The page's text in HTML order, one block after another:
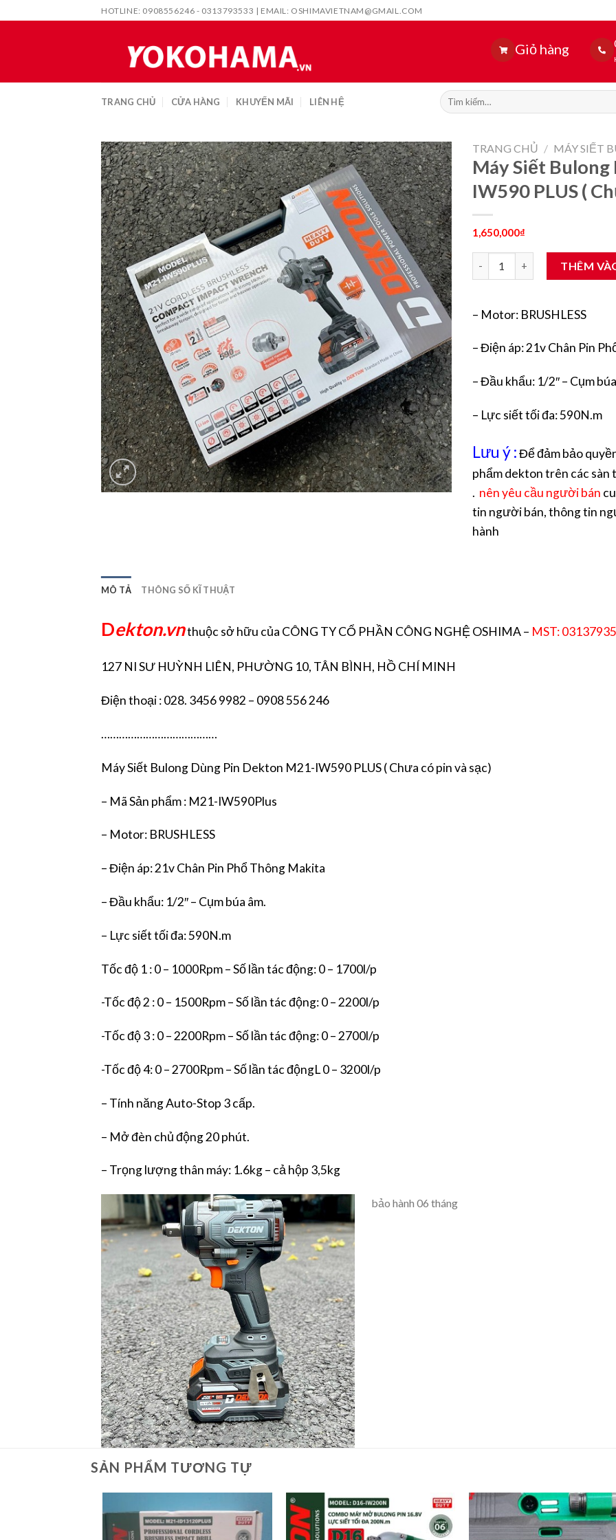
to
HOTLINE: 0908556246 - 0313793533 | EMAIL: OSHIMAVIETNAM@GMAIL.COM
Giỏ hàng
TRANG CHỦ CỬA HÀNG KHUYẾN MÃI LIÊN HỆ
Tìm
kiếm:
TRANG CHỦ / MÁY SIẾT
Máy Siết
IW590 PLUS (
1,650,000₫
Máy Siết Bulong Dùng Pin
THÊM
– Motor: BRUSHLESS
– Điện áp: 21v Chân Pin
– Đầu khẩu: 1/2″ – Cụm
– Lực siết tối đa: 590N.m
Lưu ý :Để đảm bảo
phẩm dekton trên các sàn
. nên yêu cầu người bán
tin người bán, thông tin
hành
MÔ TẢ THÔNG SỐ KĨ THUẬT
Dekton.vnthuộc sở hữu của CÔNG TY CỔ PHẦN CÔNG NGHỆ OSHIMA – MST:
127 NI SƯ HUỲNH LIÊN, PHƯỜNG 10, TÂN BÌNH, HỒ CHÍ MINH
Điện thoại : 028. 3456 9982 – 0908 556 246
…………………………………
Máy Siết Bulong Dùng Pin Dekton M21-IW590 PLUS ( Chưa có pin và sạc)
– Mã Sản phẩm : M21-IW590Plus
– Motor: BRUSHLESS
– Điện áp: 21v Chân Pin Phổ Thông Makita
– Đầu khẩu: 1/2″ – Cụm búa âm.
– Lực siết tối đa: 590N.m
Tốc độ 1 : 0 – 1000Rpm – Số lần tác động: 0 – 1700l/p
-Tốc độ 2 : 0 – 1500Rpm – Số lần tác động: 0 – 2200l/p
-Tốc độ 3 : 0 – 2200Rpm – Số lần tác động: 0 – 2700l/p
-Tốc độ 4: 0 – 2700Rpm – Số lần tác độngL 0 – 3200l/p
– Tính năng Auto-Stop 3 cấp.
– Mở đèn chủ động 20 phút.
– Trọng lượng thân máy: 1.6kg – cả hộp 3,5kg
bảo hành 06 tháng
SẢN PHẨM TƯƠNG TỰ